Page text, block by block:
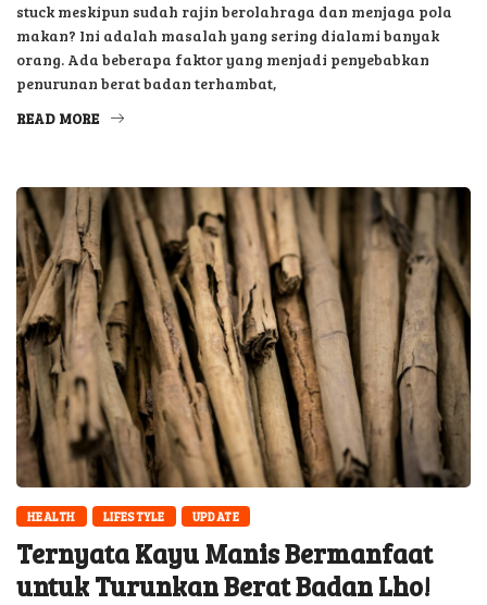
stuck meskipun sudah rajin berolahraga dan menjaga pola
makan? Ini adalah masalah yang sering dialami banyak
orang. Ada beberapa faktor yang menjadi penyebabkan
penurunan berat badan terhambat,
READ MORE
HEALTH LIFESTYLE UPDATE
Ternyata Kayu Manis Bermanfaat
untuk Turunkan Berat Badan Lho!